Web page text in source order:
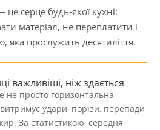
це серце будь-якої кухні:
матеріал, не переплатити і
яка прослужить десятиліття.
важливіші, ніж здається
не просто горизонтальна
удари, порізи, перепади
За статистикою, середня